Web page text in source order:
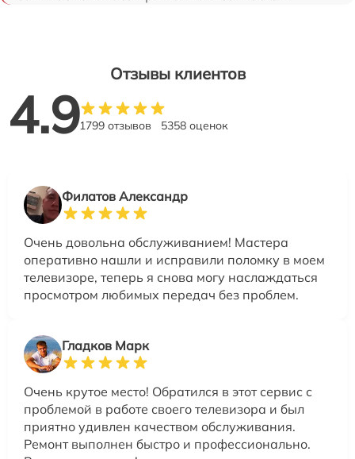
Отзывы клиентов
4.91799 отзывов 5358 оценок
Филатов Александр
Очень довольна обслуживанием! Мастера
оперативно нашли и исправили поломку в моем
телевизоре, теперь я снова могу наслаждаться
просмотром любимых передач без проблем.
Гладков Марк
Очень крутое место! Обратился в этот сервис с
проблемой в работе своего телевизора и был
приятно удивлен качеством обслуживания.
Ремонт выполнен быстро и профессионально.